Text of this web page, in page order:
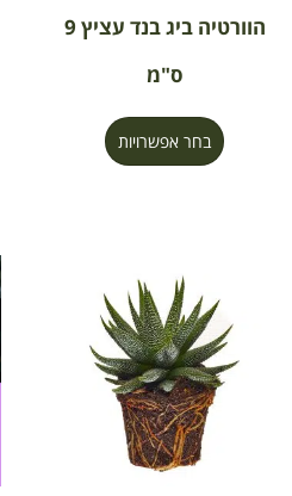
הוורטיה ביג בנד עציץ 9
ס"מ
בחר אפשרויות